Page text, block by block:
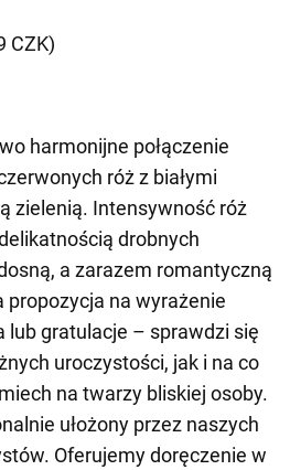
CZK)
harmonijne połączenie
róż z białymi
zielenią. Intensywność róż
drobnych
a zarazem romantyczną
propozycja na wyrażenie
lub gratulacje – sprawdzi się
uroczystości, jak i na co
na twarzy bliskiej osoby.
ułożony przez naszych
Oferujemy doręczenie w